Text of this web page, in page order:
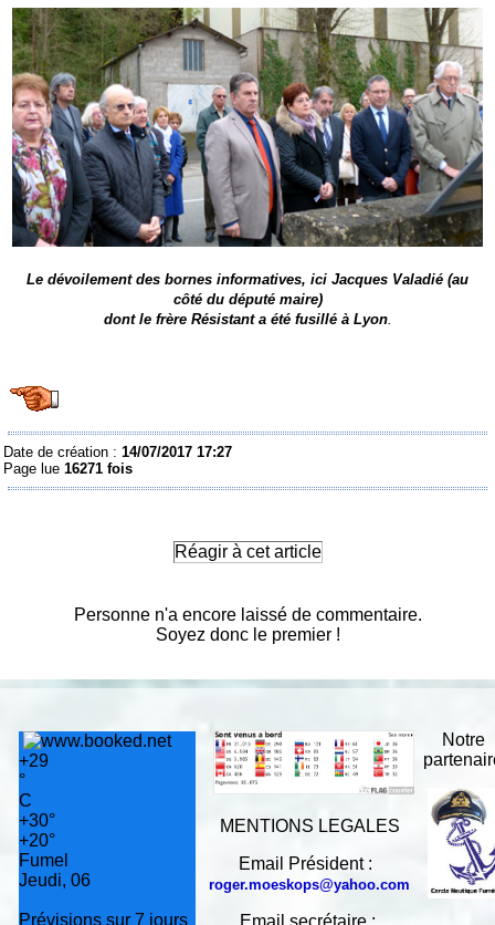
Le dévoilement des bornes informatives, ici Jacques Valadié (au
côté du député maire)
dont le frère Résistant a été fusillé à Lyon.
Date de création :14/07/2017 17:27
Page lue16271 fois
Réagir à cet article
Personne n'a encore laissé de commentaire.
Soyez donc le premier !
+29
°
C
+30°
+20°
Fumel
Jeudi, 06
Prévisions sur 7 jours
MENTIONS LEGALES
Email Président :
roger.moeskops@yahoo.com
Email secrétaire :
Notre